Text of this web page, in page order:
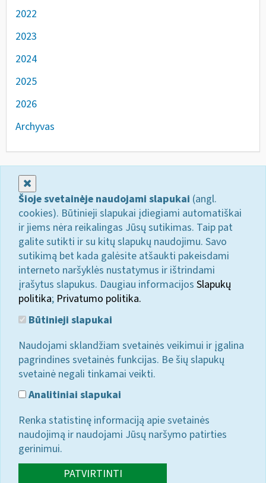
2022
2023
2024
2025
2026
Archyvas
Šioje svetainėje naudojami slapukai (angl.
cookies). Būtinieji slapukai įdiegiami automatiškai
ir jiems nėra reikalingas Jūsų sutikimas. Taip pat
galite sutikti ir su kitų slapukų naudojimu. Savo
sutikimą bet kada galėsite atšaukti pakeisdami
interneto naršyklės nustatymus ir ištrindami
įrašytus slapukus. Daugiau informacijos Slapukų
politika; Privatumo politika.
Būtinieji slapukai
Naudojami sklandžiam svetainės veikimui ir įgalina
pagrindines svetainės funkcijas. Be šių slapukų
svetainė negali tinkamai veikti.
Analitiniai slapukai
Renka statistinę informaciją apie svetainės
naudojimą ir naudojami Jūsų naršymo patirties
gerinimui.
PATVIRTINTI